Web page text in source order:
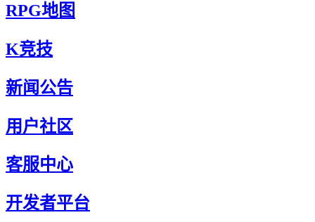
RPG地图
K竞技
新闻公告
用户社区
客服中心
开发者平台